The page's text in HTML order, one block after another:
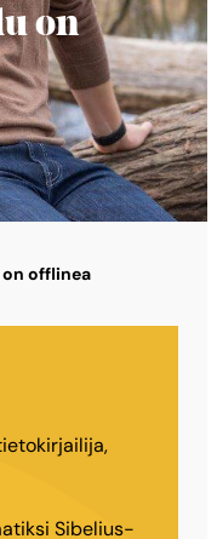
on
on offlinea
Sibelius-